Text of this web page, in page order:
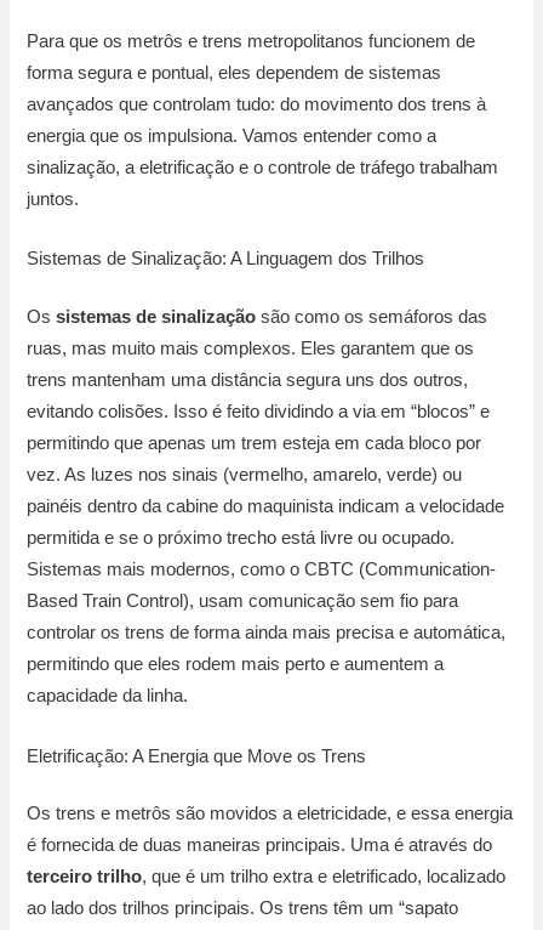
Para que os metrôs e trens metropolitanos funcionem de
forma segura e pontual, eles dependem de sistemas
avançados que controlam tudo: do movimento dos trens à
energia que os impulsiona. Vamos entender como a
sinalização, a eletrificação e o controle de tráfego trabalham
juntos.
Sistemas de Sinalização: A Linguagem dos Trilhos
Ossistemas de sinalização são como os semáforos das
ruas, mas muito mais complexos. Eles garantem que os
trens mantenham uma distância segura uns dos outros,
evitando colisões. Isso é feito dividindo a via em “blocos” e
permitindo que apenas um trem esteja em cada bloco por
vez. As luzes nos sinais (vermelho, amarelo, verde) ou
painéis dentro da cabine do maquinista indicam a velocidade
permitida e se o próximo trecho está livre ou ocupado.
Sistemas mais modernos, como o CBTC (Communication-
Based Train Control), usam comunicação sem fio para
controlar os trens de forma ainda mais precisa e automática,
permitindo que eles rodem mais perto e aumentem a
capacidade da linha.
Eletrificação: A Energia que Move os Trens
Os trens e metrôs são movidos a eletricidade, e essa energia
é fornecida de duas maneiras principais. Uma é através do
terceiro trilho, que é um trilho extra e eletrificado, localizado
ao lado dos trilhos principais. Os trens têm um “sapato